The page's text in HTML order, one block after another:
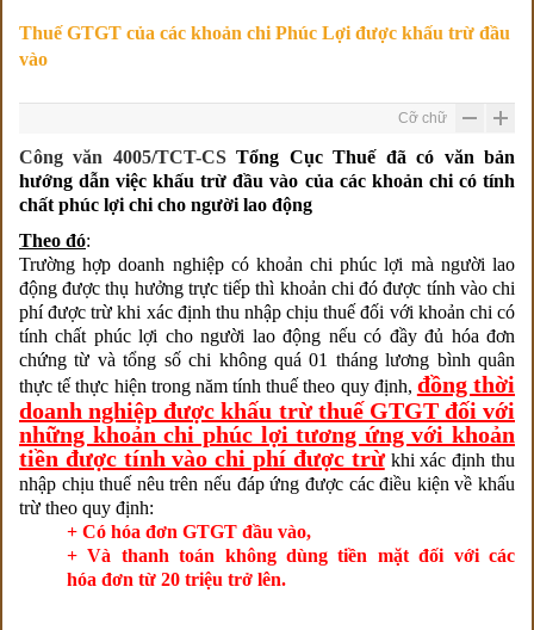
Thuế GTGT của các khoản chi Phúc Lợi được khấu trừ đầu
vào
Cỡ chữ
Công văn 4005/TCT-CSTổng Cục Thuế đã có văn bản
hướng dẫn việc khấu trừ đầu vào của các khoản chi có tính
chất phúc lợi chi cho người lao động
Theo đó:
Trường hợp doanh nghiệp có khoản chi phúc lợi mà người lao
động được thụ hưởng trực tiếp thì khoản chi đó được tính vào chi
phí được trừ khi xác định thu nhập chịu thuế đối với khoản chi có
tính chất phúc lợi cho người lao động nếu có đầy đủ hóa đơn
chứng từ và tổng số chi không quá 01 tháng lương bình quân
thực tế thực hiện trong năm tính thuế theo quy định, đồng thời
doanh nghiệp được khấu trừ thuế GTGT đối với
những khoản chi phúc lợi tương ứng với khoản
tiền được tính vào chi phí được trừkhi xác định thu
nhập chịu thuế nêu trên nếu đáp ứng được các điều kiện về khấu
trừ theo quy định:
+ Có hóa đơn GTGT đầu vào,
+ Và thanh toán không dùng tiền mặt đối với các
hóa đơn từ 20 triệu trở lên.